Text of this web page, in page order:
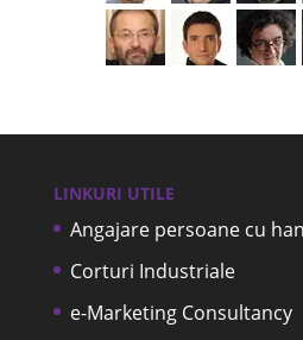
LINKURI UTILE
Angajare persoane cu
Corturi Industriale
e-Marketing Consultancy